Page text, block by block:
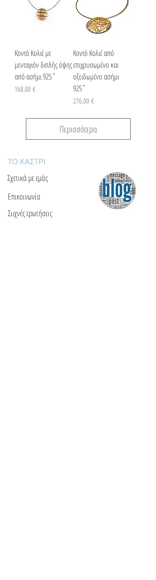
Κοντό Κολιέ με
μενταγιόν διπλής όψης
από ασήμι 925˚
Τιμή
168,00 €
Κοντό Κολιέ από
επιχρυσωμένο και
οξειδωμένο ασήμι
925˚
Τιμή
276,00 €
Περισσότερα
ΤΟ ΚΑΣΤΡΙ
Σχετικά με εμάς
Επικοινωνία
Συχνές ερωτήσεις